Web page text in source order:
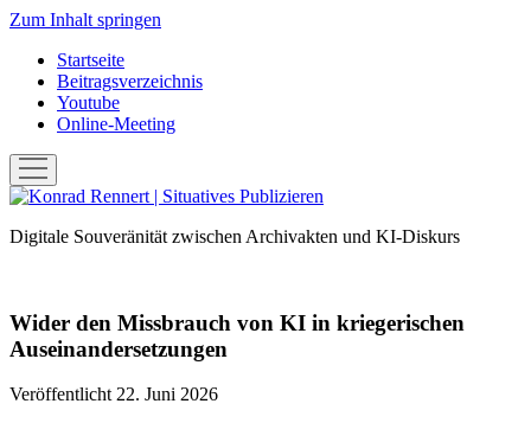
Zum Inhalt springen
Startseite
Beitragsverzeichnis
Youtube
Online-Meeting
Menü
öffnen
Konrad
|Digitale Souveränität zwischen Archivakten und KI-Diskurs
Wider den Missbrauch von KI in kriegerischen
Auseinandersetzungen
Veröffentlicht 22. Juni 2026